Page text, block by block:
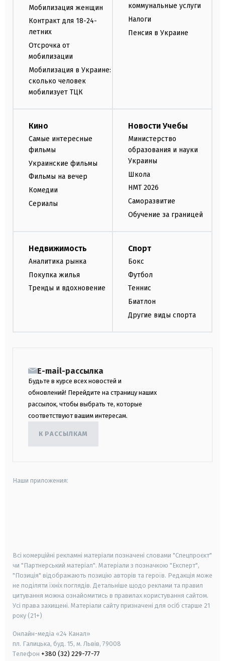
Мобилизация женщин
Контракт для 18-24-
летних
Отсрочка от
мобилизации
Мобилизация в Украине:
сколько человек
мобилизует ТЦК
коммунальные услуги
Налоги
Пенсия в Украине
Кино
Самые интересные
фильмы
Украинские фильмы
Фильмы на вечер
Комедии
Сериалы
Новости Учебы
Министерство
образования и науки
Украины
Школа
НМТ 2026
Саморазвитие
Обучение за границей
Недвижимость
Аналитика рынка
Покупка жилья
Тренды и вдохновение
Спорт
Бокс
Футбол
Теннис
Биатлон
Другие виды спорта
E-mail-рассылка
Будьте в курсе всех новостей и
обновлений! Перейдите на страницу наших
рассылок, чтобы выбрать те, которые
соответствуют вашим интересам.
К РАССЫЛКАМ
Наши приложения:
Всі комерційні рекламні матеріали позначені словами "Спецпроєкт"
чи "Партнерський матеріал". Матеріали з позначкою "Експерт",
"Позиція" відображають позицію авторів та героїв. Редакція може
не поділяти їхніх поглядів. Детальніше щодо реклами та правил
цитування можна ознайомитись в правилах користування сайтом.
Усі права захищені. Матеріали сайту призначені для осіб старше 21
року (21+)
Онлайн-медіа «24 Канал»
пл. Галицька, буд. 15, м. Львів, 79008
Телефон +380 (32) 229-77-77